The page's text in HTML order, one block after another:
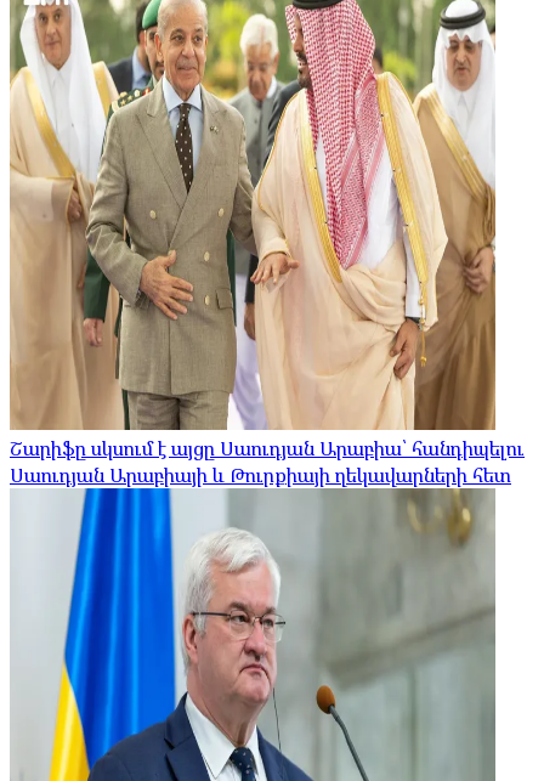
Շարիֆը սկսում է այցը Սաուդյան Արաբիա՝ հանդիպելու
Սաուդյան Արաբիայի և Թուրքիայի ղեկավարների հետ